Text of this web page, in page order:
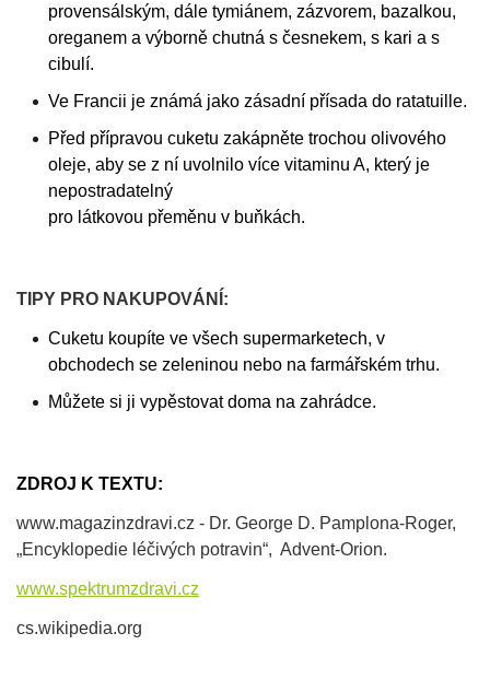
provensálským, dále tymiánem, zázvorem, bazalkou,
oreganem a výborně chutná s česnekem, s kari a s
cibulí.
Ve Francii je známá jako zásadní přísada do ratatuille.
Před přípravou cuketu zakápněte trochou olivového
oleje, aby se z ní uvolnilo více vitaminu A, který je
nepostradatelný
pro látkovou přeměnu v buňkách.
TIPY PRO NAKUPOVÁNÍ:
Cuketu koupíte ve všech supermarketech, v
obchodech se zeleninou nebo na farmářském trhu.
Můžete si ji vypěstovat doma na zahrádce.
ZDROJ K TEXTU:
www.magazinzdravi.cz - Dr. George D. Pamplona-Roger,
„Encyklopedie léčivých potravin“, Advent-Orion.
www.spektrumzdravi.cz
cs.wikipedia.org